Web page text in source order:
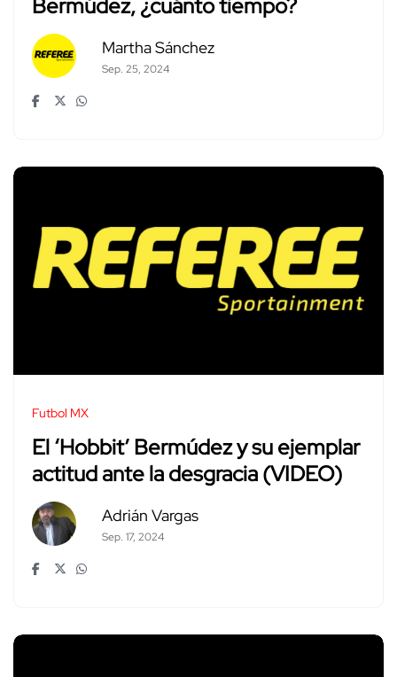
Bermúdez, ¿cuánto tiempo?
Martha Sánchez
Sep. 25, 2024
Futbol MX
El ‘Hobbit’ Bermúdez y su ejemplar
actitud ante la desgracia (VIDEO)
Adrián Vargas
Sep. 17, 2024